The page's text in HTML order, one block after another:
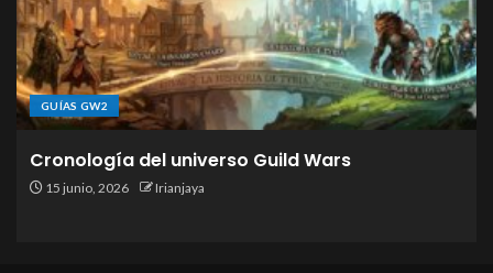
GUÍAS GW2
Cronología del universo Guild Wars
15 junio, 2026 Irianjaya